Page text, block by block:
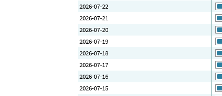
2026-07-22
2026-07-21
2026-07-20
2026-07-19
2026-07-18
2026-07-17
2026-07-16
2026-07-15